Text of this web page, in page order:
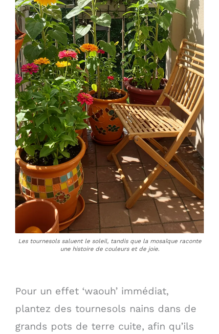
Les tournesols saluent le soleil, tandis que la mosaïque raconte
une histoire de couleurs et de joie.
Pour un effet ‘waouh’ immédiat,
plantez des tournesols nains dans de
grands pots de terre cuite, afin qu’ils